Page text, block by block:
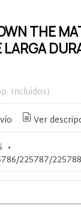
THE
LARGA
Incluidos)
Ver
•
225787/